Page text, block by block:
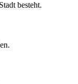
besteht.